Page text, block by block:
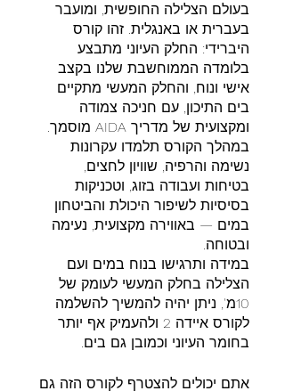
בעולם הצלילה החופשית, ומועבר
בעברית או באנגלית. זהו קורס
היברידי: החלק העיוני מתבצע
בלומדה הממוחשבת שלנו בקצב
אישי ונוח, והחלק המעשי מתקיים
בים התיכון, עם חניכה צמודה
במהלך הקורס תלמדו עקרונות
נשימה והרפיה, שוויון לחצים,
בטיחות ועבודה בזוג, וטכניקות
בסיסיות לשיפור היכולת והביטחון
במים — באווירה מקצועית, נעימה
במידה ותרגישו בנוח במים ועם
הצלילה בחלק המעשי לעומק של
10מ', ניתן יהיה להמשיך להשלמה
לקורס איידה 2 ולהעמיק אף יותר
בחומר העיוני וכמובן גם בים.
אתם יכולים להצטרף לקורס הזה גם